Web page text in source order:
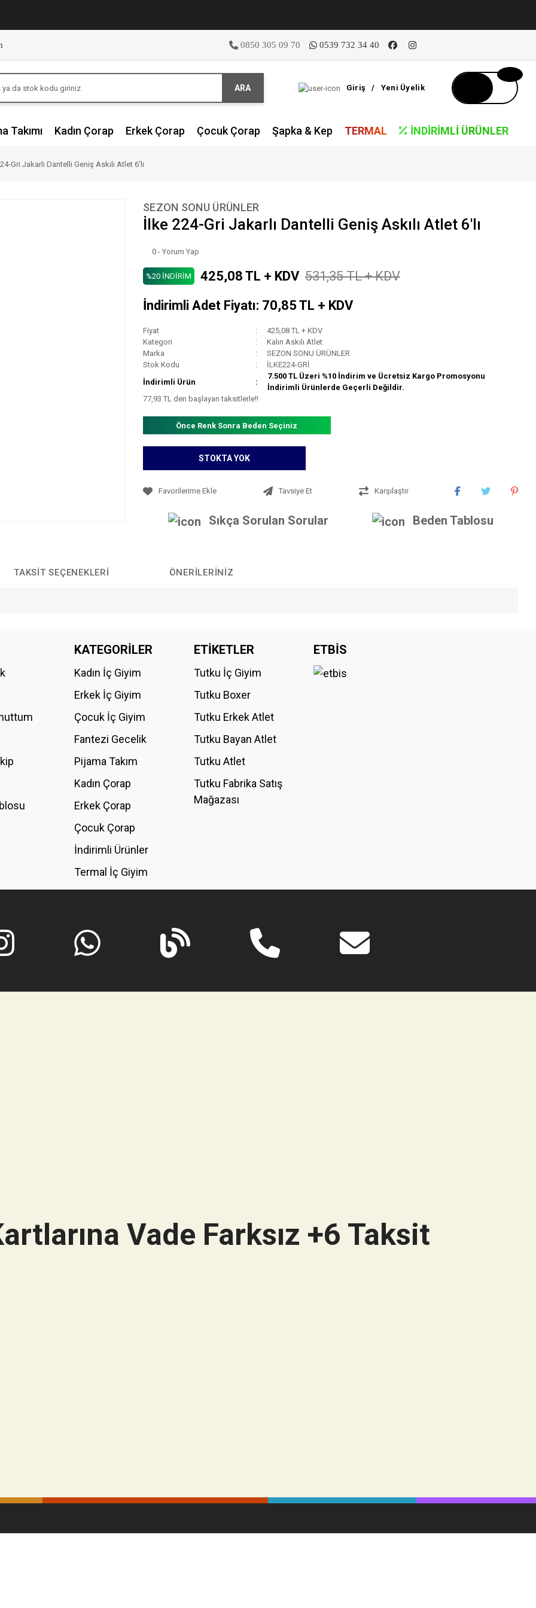
0850 305 09 70 0539 732 34 40
ARA Giriş / Yeni Üyelik
Takımı Kadın Çorap Erkek Çorap Çocuk Çorap Şapka & Kep TERMAL İNDIRIMLI ÜRÜNLER
Gri Jakarlı Dantelli Geniş Askılı Atlet 6'lı
SEZON SONU ÜRÜNLER
İlke 224-Gri Jakarlı Dantelli Geniş Askılı Atlet 6'lı
0 - Yorum Yap
%20 İNDİRİM 425,08 TL + KDV 531,35 TL + KDV
İndirimli Adet Fiyatı: 70,85 TL + KDV
Fiyat
425,08 TL + KDV
Kategori
Kalın Askılı Atlet
Marka
SEZON SONU ÜRÜNLER
Stok Kodu
İLKE224-GRİ
İndirimli Ürün
7.500 TL Üzeri %10 İndirim ve Ücretsiz Kargo Promosyonu
İndirimli Ürünlerde Geçerli Değildir.
77,93 TL den başlayan taksitlerle!!
Önce Renk Sonra Beden Seçiniz
STOKTA YOK
Tavsiye Et Karşılaştır
Sıkça Sorulan Sorular Beden Tablosu
TAKSIT SEÇENEKLERI ÖNERILERINIZ
Bu ürüne ilk yorumu siz yapın!
KATEGORİLER
Kadın İç Giyim
Erkek İç Giyim
Çocuk İç Giyim
Fantezi Gecelik
Pijama Takım
Kadın Çorap
Erkek Çorap
Çocuk Çorap
İndirimli Ürünler
Termal İç Giyim
ETİKETLER
Tutku İç Giyim
Tutku Boxer
Tutku Erkek Atlet
Tutku Bayan Atlet
Tutku Atlet
Tutku Fabrika Satış
Mağazası
ETBİS
Vade Farksız +6 Taksit